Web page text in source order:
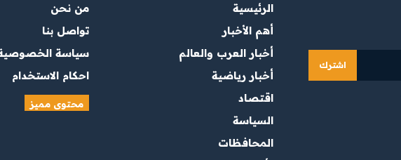
اشترك
الرئيسية
أهم الأخبار
أخبار العرب والعالم
أخبار رياضية
اقتصاد
السياسة
المحافظات
من نحن
تواصل بنا
سياسة
احكام الاستخدام
محتوى مميز